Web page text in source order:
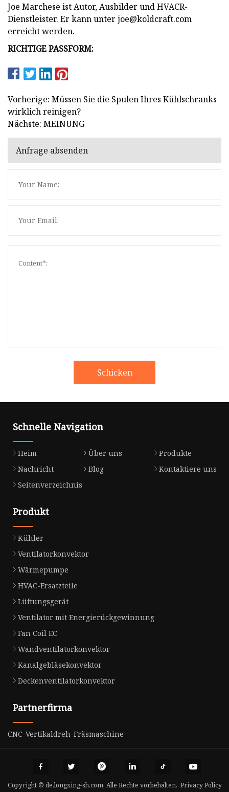
Joe Marchese ist Autor, Ausbilder und HVACR-
Dienstleister. Er kann unterjoe@koldcraft.com
erreicht werden.
RICHTIGE PASSFORM:
Vorherige: Müssen Sie die Spulen Ihres Kühlschranks
wirklich reinigen?
Nächste: MEINUNG
Anfrage absenden
Schicken
Schnelle Navigation
Heim Über uns
Produkte
Nachricht
Blog
Kontaktiere uns
Seitenverzeichnis
Produkt
Kühler
Ventilatorkonvektor
Wärmepumpe
HVAC-Ersatzteile
Lüftungsgerät
Ventilator mit Energierückgewinnung
Fan Coil EC
Wandventilatorkonvektor
Kanalgebläsekonvektor
Deckenventilatorkonvektor
Partnerfirma
CNC-Vertikaldreh-Fräsmaschine
Copyright © de.longxing-sh.com, Alle Rechte vorbehalten. Privacy Policy